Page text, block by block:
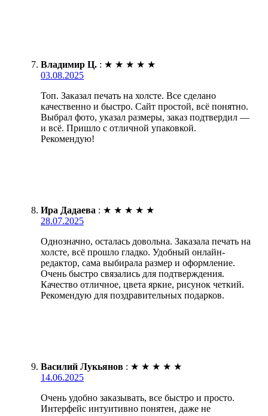
Владимир Ц. : ★ ★ ★ ★ ★
03.08.2025
Топ. Заказал печать на холсте. Все сделано
качественно и быстро. Сайт простой, всё понятно.
Выбрал фото, указал размеры, заказ подтвердил —
и всё. Пришло с отличной упаковкой.
Рекомендую!
Ира Дадаева : ★ ★ ★ ★ ★
28.07.2025
Однозначно, осталась довольна. Заказала печать на
холсте, всё прошло гладко. Удобный онлайн-
редактор, сама выбирала размер и оформление.
Очень быстро связались для подтверждения.
Качество отличное, цвета яркие, рисунок четкий.
Рекомендую для поздравительных подарков.
Василий Лукьянов : ★ ★ ★ ★ ★
14.06.2025
Очень удобно заказывать, все быстро и просто.
Интерфейс интуитивно понятен, даже не